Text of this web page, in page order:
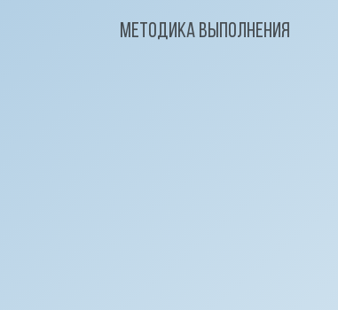
Методика выполнения